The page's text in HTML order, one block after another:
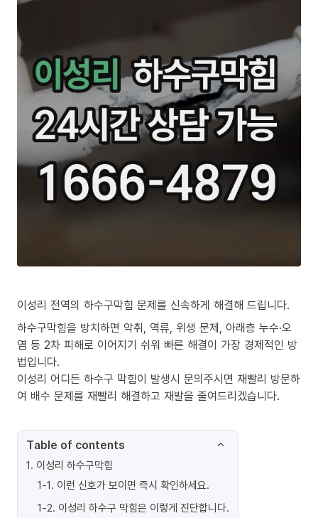
이성리 전역의 하수구막힘 문제를 신속하게 해결해 드립니다.
하수구막힘을 방치하면 악취, 역류, 위생 문제, 아래층 누수·오
염 등 2차 피해로 이어지기 쉬워 빠른 해결이 가장 경제적인 방
법입니다.
이성리 어디든 하수구 막힘이 발생시 문의주시면 재빨리 방문하
여 배수 문제를 재빨리 해결하고 재발을 줄여드리겠습니다.
Table of contents
1. 이성리 하수구막힘
1-1. 이런 신호가 보이면 즉시 확인하세요.
1-2. 이성리 하수구 막힘은 이렇게 진단합니다.